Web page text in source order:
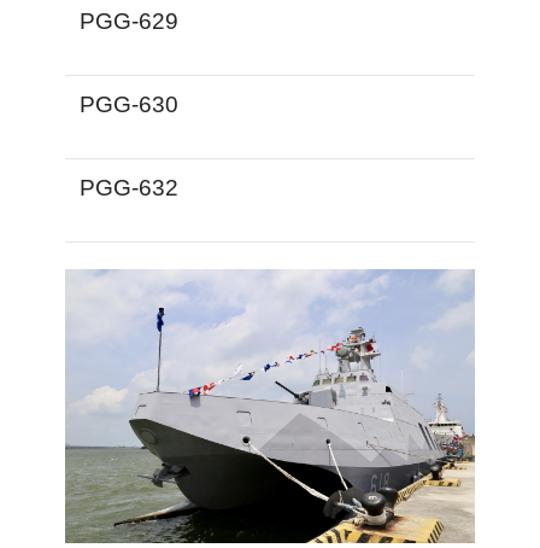
PGG-629
PGG-630
PGG-632